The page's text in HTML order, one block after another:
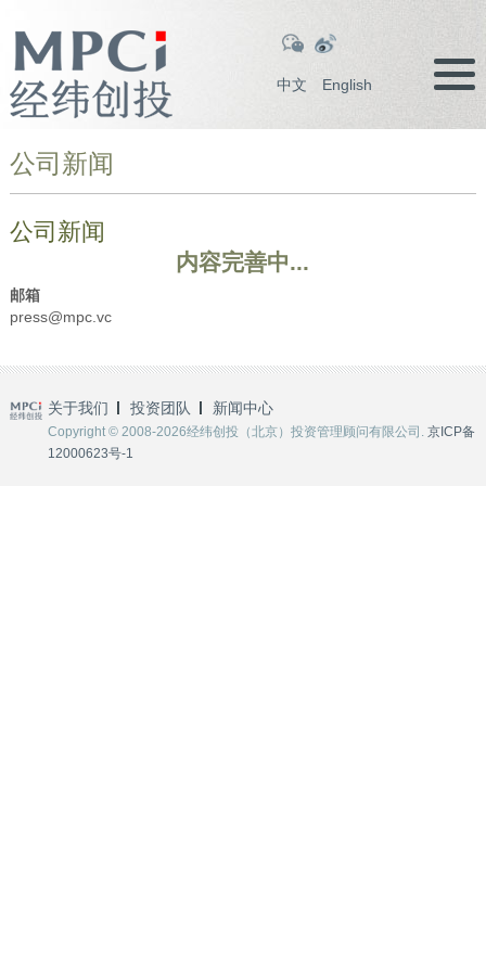
中文 English
公司新闻
公司新闻
内容完善中...
邮箱
press@mpc.vc
关于我们 投资团队 新闻中心
Copyright © 2008-2026经纬创投（北京）投资管理顾问有限公司. 京ICP备
12000623号-1